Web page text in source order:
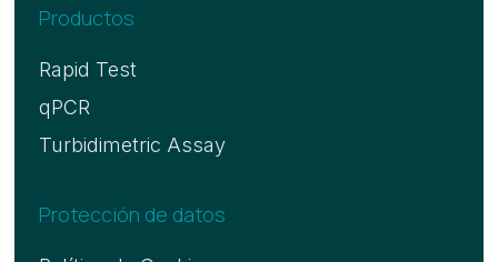
Productos
Rapid Test
qPCR
Turbidimetric Assay
Protección de datos